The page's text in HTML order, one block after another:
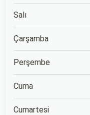
Salı
Çarşamba
Perşembe
Cuma
Cumartesi